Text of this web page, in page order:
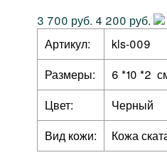
3 700 руб. 4 200 руб.
Артикул:
kls-009
Размеры:
6 *10 *2
Цвет:
Черный
Вид кожи:
Кожа